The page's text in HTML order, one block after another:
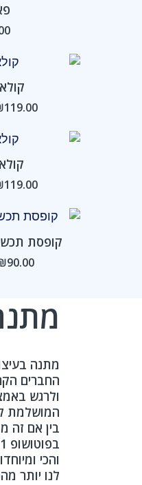
119.00
119.00
קופסת
90.00
מתנה
החברים
ולרגש
המושלמת
בין אם זה
והכי
לנו יותר